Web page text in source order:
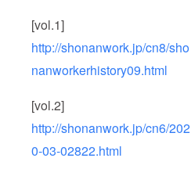
[vol.1]
http://shonanwork.jp/cn8/sho
nanworkerhistory09.html
[vol.2]
http://shonanwork.jp/cn6/202
0-03-02822.html